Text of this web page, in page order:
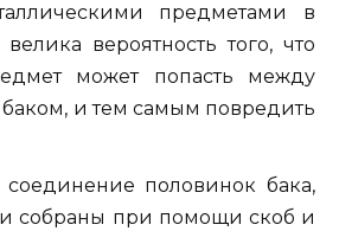
предметами в
велика вероятность того, что
может попасть между
и тем самым повредить
половинок бака,
собраны при помощи скоб и